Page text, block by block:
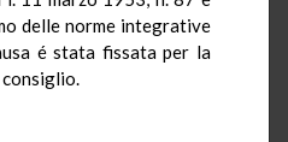
delle norme integrative
é stata fissata per la
consiglio.